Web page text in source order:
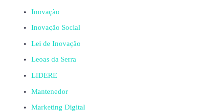
Inovação
Inovação Social
Lei de Inovação
Leoas da Serra
LIDERE
Mantenedor
Marketing Digital